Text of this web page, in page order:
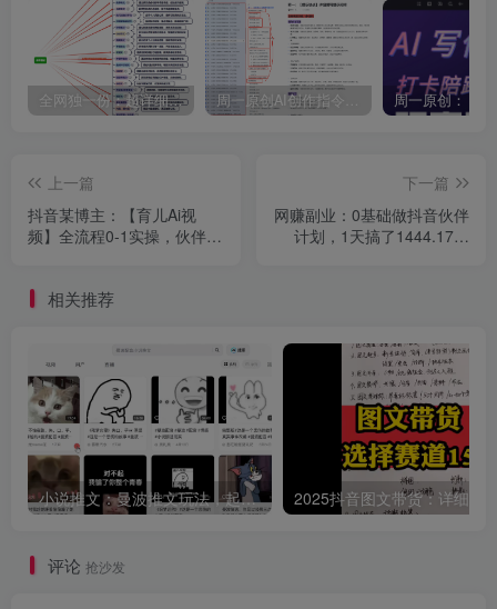
全网独一份：超详细的40+个自媒体赛道领域解析手册，让你的内容创作不再局限！ 周一原创AI创作指令词：30+个领域赛道的创作提示词集合
上一篇
抖音某博主：【育儿Ai视
频】全流程0-1实操，伙伴计
下一篇
网赚副业：0基础做抖音伙伴
计划，1天搞了1444.17？
相关推荐
小说推文：曼波推文玩法，起号快，流量猛，一天收益1k+
评论 抢沙发